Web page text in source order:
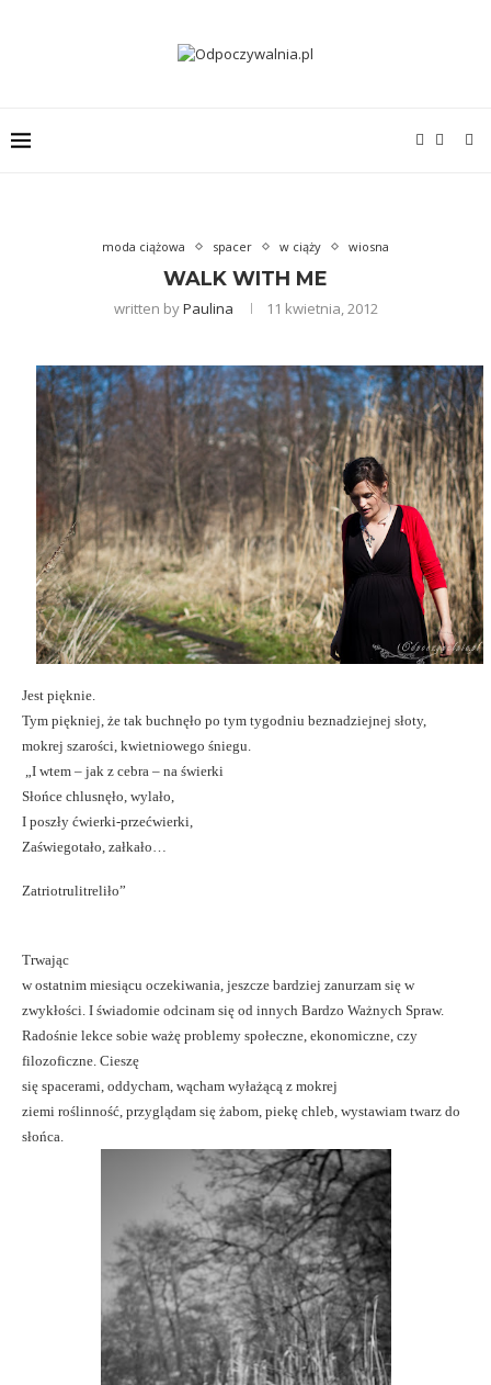
moda ciążowa spacer w ciąży wiosna
WALK WITH ME
written byPaulina 11 kwietnia, 2012
Jest pięknie.
Tym piękniej, że tak buchnęło po tym tygodniu beznadziejnej słoty,
mokrej szarości, kwietniowego śniegu.
„I wtem – jak z cebra – na świerki
Słońce chlusnęło, wylało,
I poszły ćwierki-przećwierki,
Zaświegotało, załkało…
Zatriotrulitreliło”
Trwając
w ostatnim miesiącu oczekiwania, jeszcze bardziej zanurzam się w
zwykłości. I świadomie odcinam się od innych Bardzo Ważnych Spraw.
Radośnie lekce sobie ważę problemy społeczne, ekonomiczne, czy
filozoficzne. Cieszę
się spacerami, oddycham, wącham wyłażącą z mokrej
ziemi roślinność, przyglądam się żabom, piekę chleb, wystawiam twarz do
słońca.